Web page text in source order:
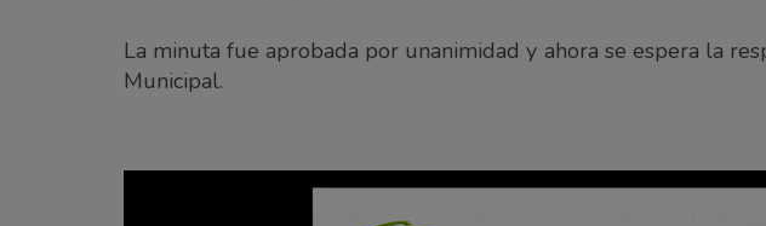
La minuta fue aprobada por unanimidad y ahora se espera la
Municipal.